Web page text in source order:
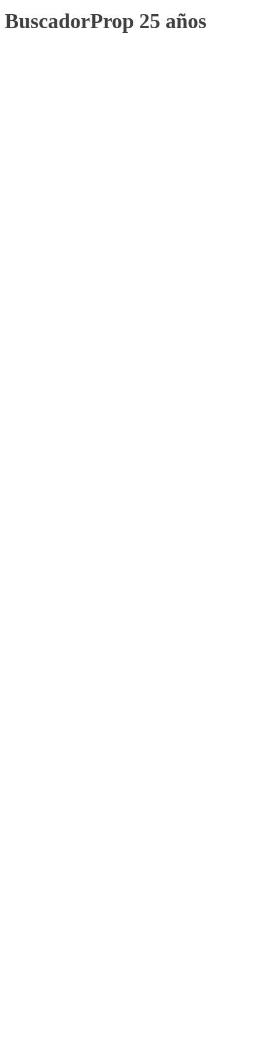
BuscadorProp 25 años